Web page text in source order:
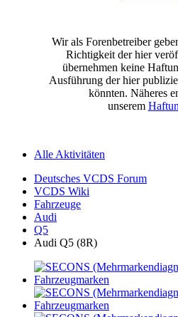
Wir als Forenbetreiber
Richtigkeit der hier
übernehmen keine
Ausführung der hier
könnten. Näheres
unserem
Alle Aktivitäten
Deutsches VCDS Forum
VCDS Wiki
Fahrzeuge
Audi
Q5
Audi Q5 (8R)